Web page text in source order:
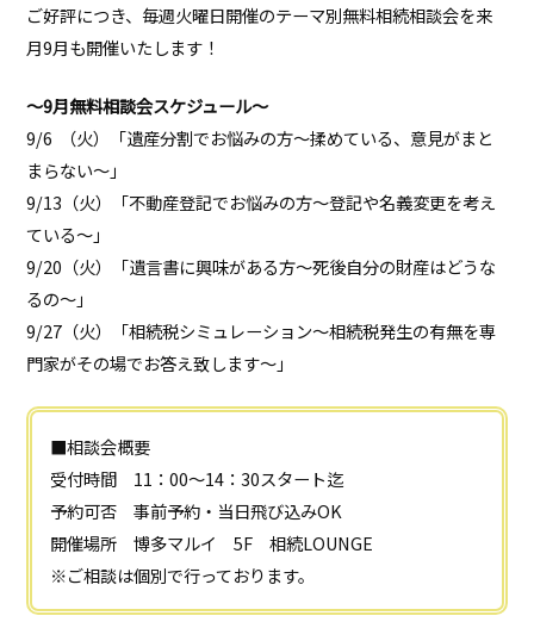
ご好評につき、毎週火曜日開催のテーマ別無料相続相談会を来
月9月も開催いたします！
～9月無料相談会スケジュール～
9/6 （火）「遺産分割でお悩みの方～揉めている、意見がまと
まらない～」
9/13（火）「不動産登記でお悩みの方～登記や名義変更を考え
ている～」
9/20（火）「遺言書に興味がある方～死後自分の財産はどうな
るの～」
9/27（火）「相続税シミュレーション～相続税発生の有無を専
門家がその場でお答え致します～」
■相談会概要
受付時間 11：00～14：30スタート迄
予約可否 事前予約・当日飛び込みOK
開催場所 博多マルイ 5F 相続LOUNGE
※ご相談は個別で行っております。